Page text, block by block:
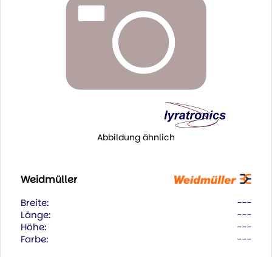
Abbildung ähnlich
Weidmüller
Breite:
---
Länge:
---
Höhe:
---
Farbe:
---